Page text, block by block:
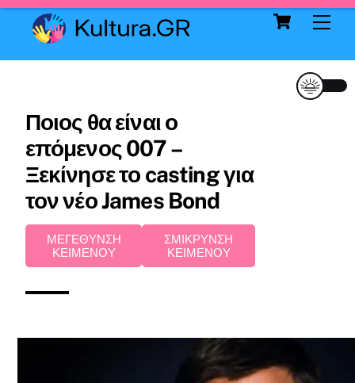
Skip
content
Cart
Ποιος θα είναι ο
επόμενος 007 –
Ξεκίνησε το casting για
τον νέο James Bond
ΜΕΓΕΘΥΝΣΗ
ΚΕΙΜΕΝΟΥ
ΣΜΙΚΡΥΝΣΗ
ΚΕΙΜΕΝΟΥ